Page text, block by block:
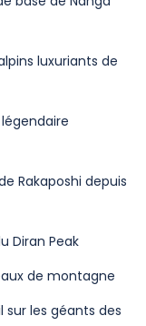
vous à l'hôtel.
luxuriants de
Rakaposhi depuis
Diran Peak
de montagne
sur les géants des